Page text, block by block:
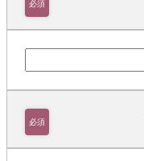
必須
必須